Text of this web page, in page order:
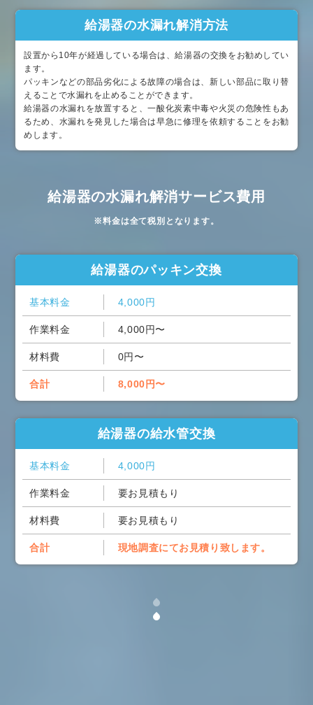
給湯器の水漏れ解消方法
設置から10年が経過している場合は、給湯器の交換をお勧めしてい
ます。
パッキンなどの部品劣化による故障の場合は、新しい部品に取り替
えることで水漏れを止めることができます。
給湯器の水漏れを放置すると、一酸化炭素中毒や火災の危険性もあ
るため、水漏れを発見した場合は早急に修理を依頼することをお勧
めします。
給湯器の水漏れ解消サービス費用
※料金は全て税別となります。
給湯器のパッキン交換
基本料金 4,000円
作業料金 4,000円〜
材料費 0円〜
合計 8,000円〜
給湯器の給水管交換
基本料金 4,000円
作業料金 要お見積もり
材料費 要お見積もり
合計 現地調査にてお見積り致します。